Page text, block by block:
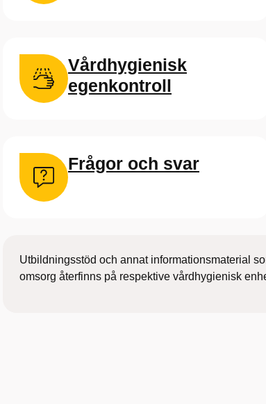
Vårdhygienisk
egenkontroll
Frågor och svar
Utbildningsstöd och annat informationsmaterial
omsorg återfinns på respektive vårdhygienisk